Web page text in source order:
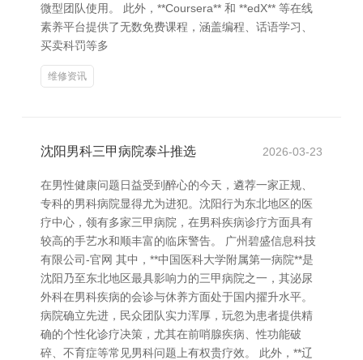
微型团队使用。 此外，**Coursera** 和 **edX** 等在线
素养平台提供了无数免费课程，涵盖编程、话语学习、
买卖科罚等多
维修资讯
沈阳男科三甲病院泰斗推选 2026-03-23
在男性健康问题日益受到醉心的今天，遴荐一家正规、
专科的男科病院显得尤为进犯。沈阳行为东北地区的医
疗中心，领有多家三甲病院，在男科疾病诊疗方面具有
较高的手艺水和顺丰富的临床警告。 广州碧盛信息科技
有限公司-官网 其中，**中国医科大学附属第一病院**是
沈阳乃至东北地区最具影响力的三甲病院之一，其泌尿
外科在男科疾病的会诊与休养方面处于国内擢升水平。
病院确立先进，民众团队实力浑厚，玩忽为患者提供精
确的个性化诊疗决策，尤其在前哨腺疾病、性功能破
碎、不育症等常见男科问题上有权贵疗效。 此外，**辽